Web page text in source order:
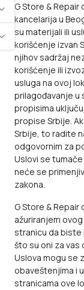
G Store &
kancelarija u
su materijali ili
korišćenje izvan
njihov sadržaj
korišćenje ili
usluga na ovoj
prilagođavanje u
propisima
propise Srbije.
Srbije, to radite
odgovornim za
Uslovi se
neće se
zakona.
G Store &
ažuriranjem
stranicu da biste
što su oni za
Uslova mogu se
obaveštenjima i
stranicama ove